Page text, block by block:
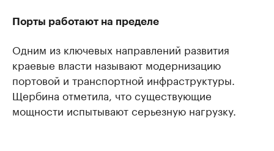
Порты работают на пределе
Одним из ключевых направлений развития
краевые власти называют модернизацию
портовой и транспортной инфраструктуры.
Щербина отметила, что существующие
мощности испытывают серьезную нагрузку.